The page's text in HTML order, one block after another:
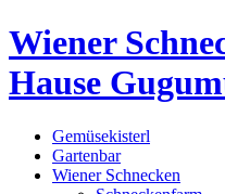
Wiener
Hause
Gemüsekisterl
Gartenbar
Wiener Schnecken